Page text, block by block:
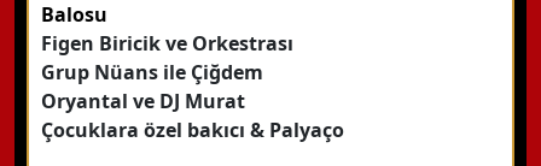
Balosu
Figen Biricik ve Orkestrası
Grup Nüans ile Çiğdem
Oryantal ve DJ Murat
Çocuklara özel bakıcı & Palyaço